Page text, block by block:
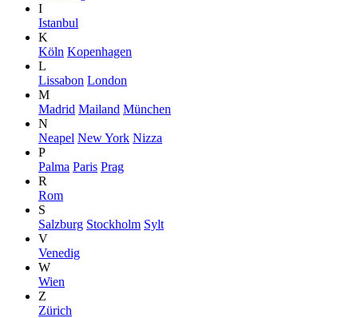
I
Istanbul
K
Köln Kopenhagen
L
Lissabon London
M
Madrid Mailand München
N
Neapel New York Nizza
P
Palma Paris Prag
R
Rom
S
Salzburg Stockholm Sylt
V
Venedig
W
Wien
Z
Zürich